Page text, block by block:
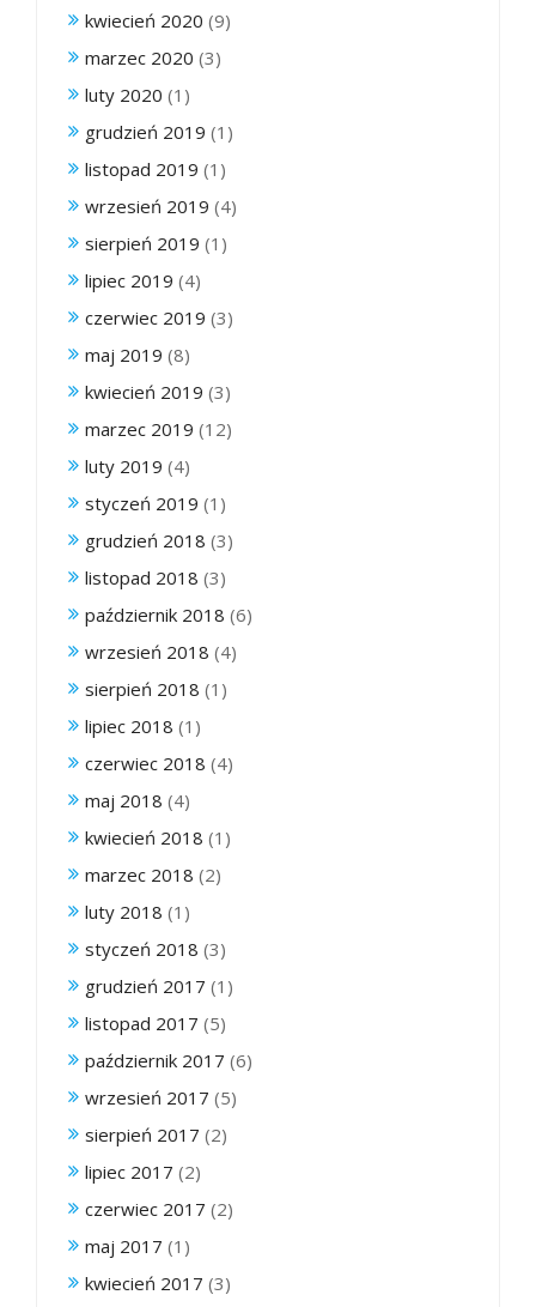
kwiecień 2020 (9)
marzec 2020 (3)
luty 2020 (1)
grudzień 2019 (1)
listopad 2019 (1)
wrzesień 2019 (4)
sierpień 2019 (1)
lipiec 2019 (4)
czerwiec 2019 (3)
maj 2019 (8)
kwiecień 2019 (3)
marzec 2019 (12)
luty 2019 (4)
styczeń 2019 (1)
grudzień 2018 (3)
listopad 2018 (3)
październik 2018 (6)
wrzesień 2018 (4)
sierpień 2018 (1)
lipiec 2018 (1)
czerwiec 2018 (4)
maj 2018 (4)
kwiecień 2018 (1)
marzec 2018 (2)
luty 2018 (1)
styczeń 2018 (3)
grudzień 2017 (1)
listopad 2017 (5)
październik 2017 (6)
wrzesień 2017 (5)
sierpień 2017 (2)
lipiec 2017 (2)
czerwiec 2017 (2)
maj 2017 (1)
kwiecień 2017 (3)